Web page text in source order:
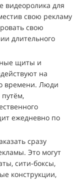
видеоролика для
свою рекламу
свою
длительного
щиты и
на
времени. Люди
ежедневно по
сразу
Это могут
сити-боксы,
конструкции,